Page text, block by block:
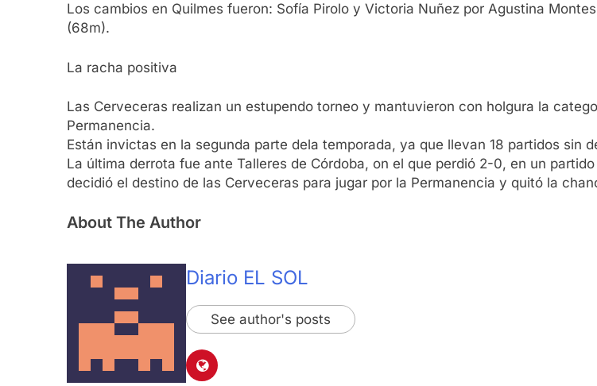
Los cambios en Quilmes fueron: Sofía Pirolo y Victoria Nuñez por Agustina
(68m).
La racha positiva
Las Cerveceras realizan un estupendo torneo y mantuvieron con holgura la
Permanencia.
Están invictas en la segunda parte dela temporada, ya que llevan 18 partidos sin
La última derrota fue ante Talleres de Córdoba, on el que perdió 2-0, en un
decidió el destino de las Cerveceras para jugar por la Permanencia y quitó la
About The Author
Diario EL SOL
See author's posts